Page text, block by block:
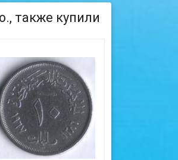
также купили